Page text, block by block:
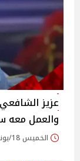
عزيز
والعمل معه
الخميس 18/يونيو/2026 - 06:27 م